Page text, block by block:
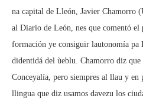
na capital de Lleón, Javier Chamorro
al Diario de León, nes que comentó
formación ye consiguir lautonomía pa
didentidá del ùeblu. Chamorro diz que
Conceyalía, pero siempres al llau y en
llingua que diz usamos davezu los